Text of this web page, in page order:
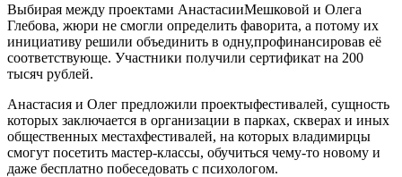
Выбирая между проектами АнастасииМешковой и Олега
Глебова, жюри не смогли определить фаворита, а потому их
инициативу решили объединить в одну,профинансировав её
соответствующе. Участники получили сертификат на 200
тысяч рублей.
Анастасия и Олег предложили проектыфестивалей, сущность
которых заключается в организации в парках, скверах и иных
общественных местахфестивалей, на которых владимирцы
смогут посетить мастер-классы, обучиться чему-то новому и
даже бесплатно побеседовать с психологом.